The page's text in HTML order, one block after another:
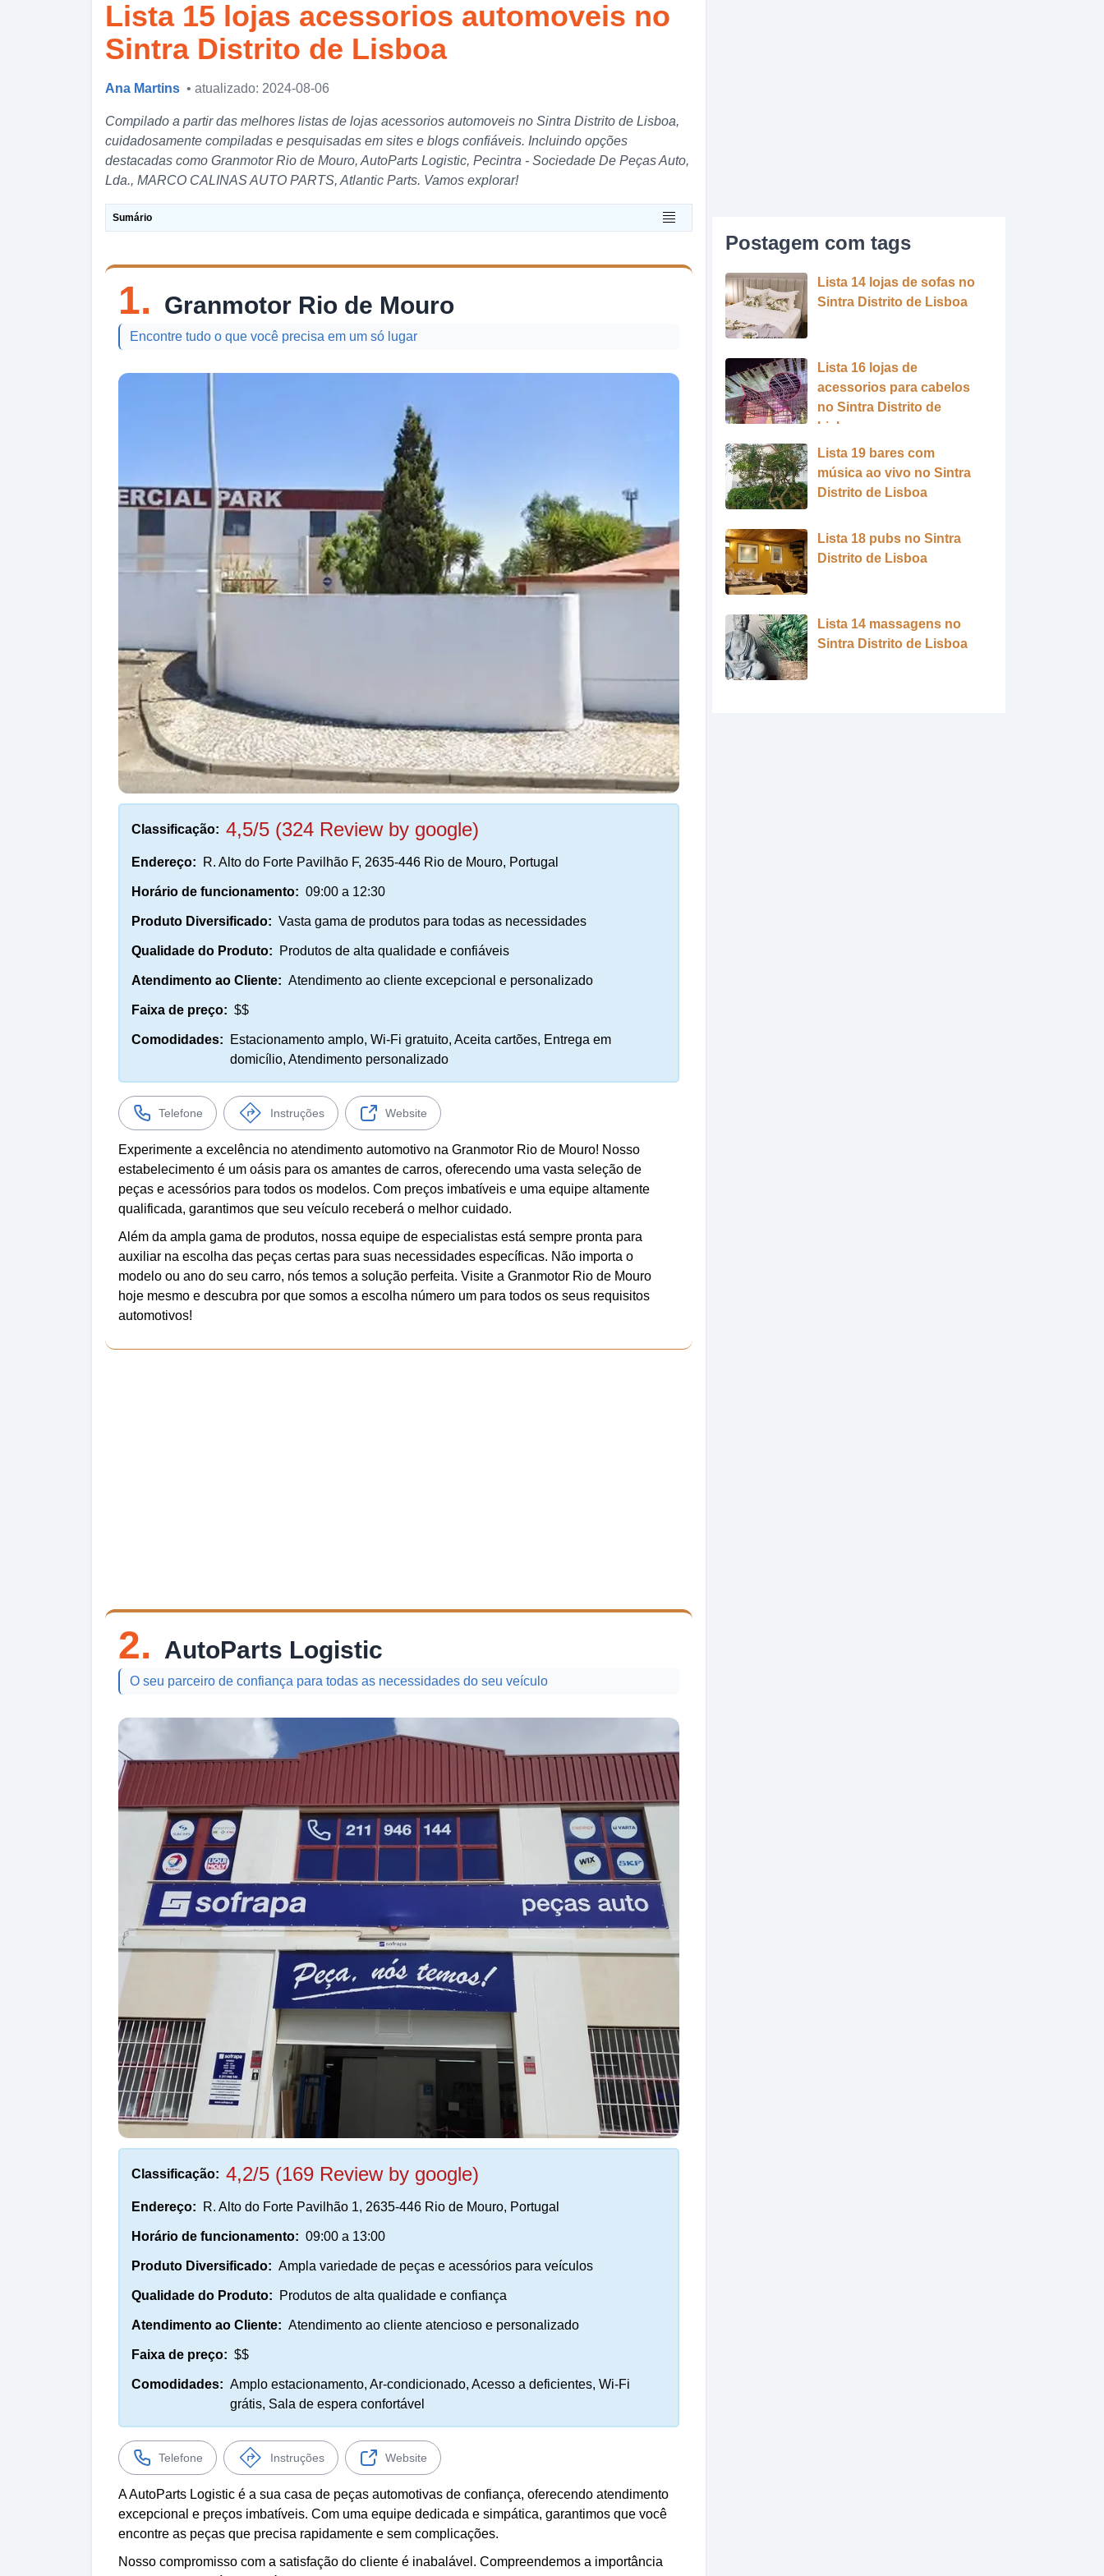
Lista 15 lojas acessorios automoveis no
Sintra Distrito de Lisboa
Ana Martins • atualizado: 2024-08-06
Compilado a partir das melhores listas de lojas acessorios automoveis no Sintra Distrito de Lisboa,
cuidadosamente compiladas e pesquisadas em sites e blogs confiáveis. Incluindo opções
destacadas como Granmotor Rio de Mouro, AutoParts Logistic, Pecintra - Sociedade De Peças Auto,
Lda., MARCO CALINAS AUTO PARTS, Atlantic Parts. Vamos explorar!
Sumário
1. Granmotor Rio de Mouro
Encontre tudo o que você precisa em um só lugar
Classificação: 4,5/5 (324 Review by google)
Endereço: R. Alto do Forte Pavilhão F, 2635-446 Rio de Mouro, Portugal
Horário de funcionamento: 09:00 a 12:30
Produto Diversificado: Vasta gama de produtos para todas as necessidades
Qualidade do Produto: Produtos de alta qualidade e confiáveis
Atendimento ao Cliente: Atendimento ao cliente excepcional e personalizado
Faixa de preço: $$
Comodidades:
Estacionamento amplo, Wi-Fi gratuito, Aceita cartões, Entrega em
domicílio, Atendimento personalizado
Telefone Instruções Website
Experimente a excelência no atendimento automotivo na Granmotor Rio de Mouro! Nosso
estabelecimento é um oásis para os amantes de carros, oferecendo uma vasta seleção de
peças e acessórios para todos os modelos. Com preços imbatíveis e uma equipe altamente
qualificada, garantimos que seu veículo receberá o melhor cuidado.
Além da ampla gama de produtos, nossa equipe de especialistas está sempre pronta para
auxiliar na escolha das peças certas para suas necessidades específicas. Não importa o
modelo ou ano do seu carro, nós temos a solução perfeita. Visite a Granmotor Rio de Mouro
hoje mesmo e descubra por que somos a escolha número um para todos os seus requisitos
automotivos!
2. AutoParts Logistic
O seu parceiro de confiança para todas as necessidades do seu veículo
Classificação: 4,2/5 (169 Review by google)
Endereço: R. Alto do Forte Pavilhão 1, 2635-446 Rio de Mouro, Portugal
Horário de funcionamento: 09:00 a 13:00
Produto Diversificado: Ampla variedade de peças e acessórios para veículos
Qualidade do Produto: Produtos de alta qualidade e confiança
Atendimento ao Cliente: Atendimento ao cliente atencioso e personalizado
Faixa de preço: $$
Comodidades: Amplo estacionamento, Ar-condicionado, Acesso a deficientes, Wi-Fi
grátis, Sala de espera confortável
Telefone Instruções Website
A AutoParts Logistic é a sua casa de peças automotivas de confiança, oferecendo atendimento
excepcional e preços imbatíveis. Com uma equipe dedicada e simpática, garantimos que você
encontre as peças que precisa rapidamente e sem complicações.
Nosso compromisso com a satisfação do cliente é inabalável. Compreendemos a importância
Postagem com tags
Lista 14 lojas de sofas no
Sintra Distrito de Lisboa
Lista 16 lojas de
acessorios para cabelos
no Sintra Distrito de
Lisboa
Lista 19 bares com
música ao vivo no Sintra
Distrito de Lisboa
Lista 18 pubs no Sintra
Distrito de Lisboa
Lista 14 massagens no
Sintra Distrito de Lisboa